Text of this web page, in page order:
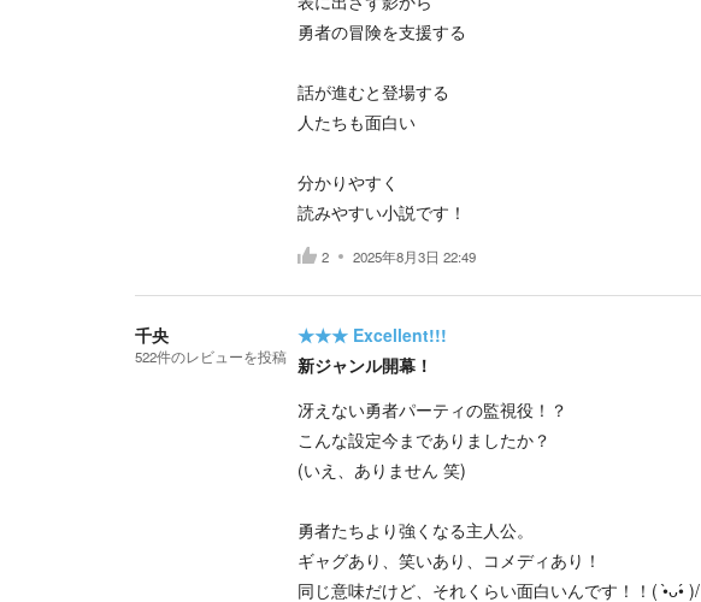
勇者の冒険を支援する
話が進むと登場する
人たちも面白い
分かりやすく
読みやすい小説です！
2 2025年8月3日 22:49
千央
522件のレビューを投稿
★★★ Excellent!!!
新ジャンル開幕！
冴えない勇者パーティの監視役！？
こんな設定今までありましたか？
(いえ、ありません 笑)
勇者たちより強くなる主人公。
ギャグあり、笑いあり、コメディあり！
同じ意味だけど、それくらい面白いんです！！( •̀ᴗ•́ )/